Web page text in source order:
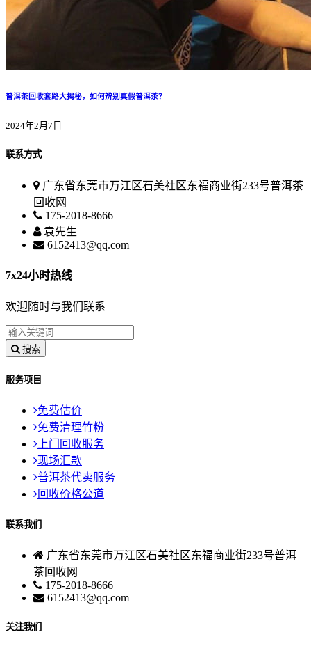
普洱茶回收套路大揭秘，如何辨别真假普洱茶？
2024年2月7日
联系方式
广东省东莞市万江区石美社区东福商业街233号普洱茶
回收网
175-2018-8666
袁先生
6152413@qq.com
7x24小时热线
欢迎随时与我们联系
搜索
服务项目
免费估价
免费清理竹粉
上门回收服务
现场汇款
普洱茶代卖服务
回收价格公道
联系我们
广东省东莞市万江区石美社区东福商业街233号普洱
茶回收网
175-2018-8666
6152413@qq.com
关注我们